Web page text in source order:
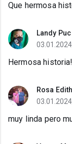
Que hermosa
Landy Puc
Hermosa
Rosa
muy linda pero